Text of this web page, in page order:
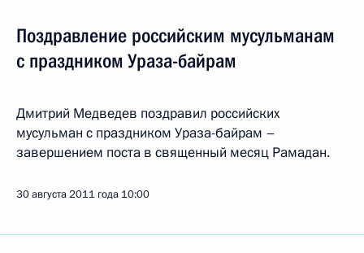
Поздравление российским мусульманам
с праздником Ураза-байрам
Дмитрий Медведев поздравил российских
мусульман с праздником Ураза-байрам –
завершением поста в священный месяц Рамадан.
30 августа 2011 года 10:00